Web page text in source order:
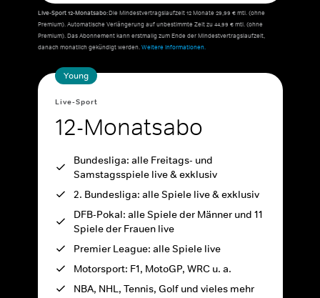
Live-Sport 12-Monatsabo:Die Mindestvertragslaufzeit 12 Monate 29,99 € mtl. (ohne
Premium). Automatische Verlängerung auf unbestimmte Zeit zu 44,99 € mtl. (ohne
Premium). Das Abonnement kann erstmalig zum Ende der Mindestvertragslaufzeit,
danach monatlich gekündigt werden.Weitere Informationen.
Young
Live-Sport
12-Monatsabo
Bundesliga: alle Freitags- und
Samstagsspiele live & exklusiv
2. Bundesliga: alle Spiele live & exklusiv
DFB-Pokal: alle Spiele der Männer und 11
Spiele der Frauen live
Premier League: alle Spiele live
Motorsport: F1, MotoGP, WRC u. a.
NBA, NHL, Tennis, Golf und vieles mehr